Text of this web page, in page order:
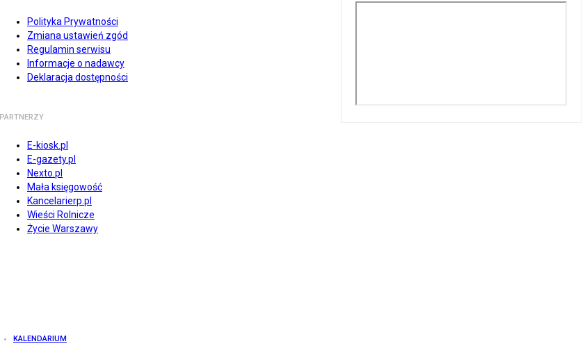
Polityka Prywatności
Zmiana ustawień zgód
Regulamin serwisu
Informacje o nadawcy
Deklaracja dostępności
PARTNERZY
E-kiosk.pl
E-gazety.pl
Nexto.pl
Mała księgowość
Kancelarierp.pl
Wieści Rolnicze
Życie Warszawy
KALENDARIUM